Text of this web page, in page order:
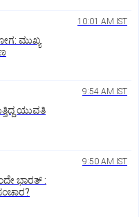
10:01 AM IST
ಮುಖ್ಯ
9:54 AM IST
ಯುವತಿ
9:50 AM IST
ಭಾರತ್‌ :